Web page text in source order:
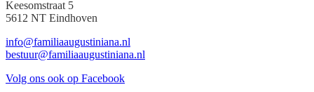
Keesomstraat 5
5612 NT Eindhoven
info@familiaaugustiniana.nl
bestuur@familiaaugustiniana.nl
Volg ons ook op Facebook